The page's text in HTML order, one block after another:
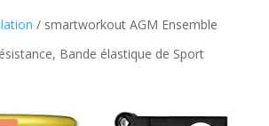
/ smartworkout AGM Ensemble
Bande élastique de Sport